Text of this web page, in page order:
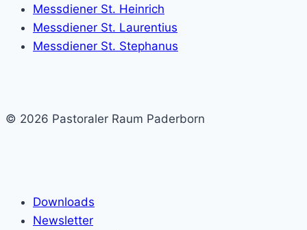
Messdiener St. Heinrich
Messdiener St. Laurentius
Messdiener St. Stephanus
© 2026 Pastoraler Raum Paderborn
Downloads
Newsletter